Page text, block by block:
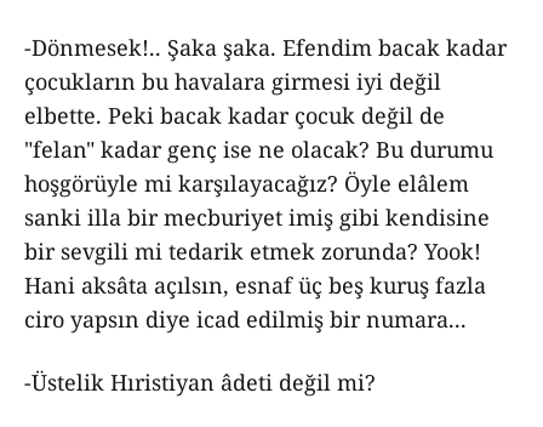
-Dönmesek!.. Şaka şaka. Efendim bacak kadar
çocukların bu havalara girmesi iyi değil
elbette. Peki bacak kadar çocuk değil de
"felan" kadar genç ise ne olacak? Bu durumu
hoşgörüyle mi karşılayacağız? Öyle elâlem
sanki illa bir mecburiyet imiş gibi kendisine
bir sevgili mi tedarik etmek zorunda? Yook!
Hani aksâta açılsın, esnaf üç beş kuruş fazla
ciro yapsın diye icad edilmiş bir numara...
-Üstelik Hıristiyan âdeti değil mi?